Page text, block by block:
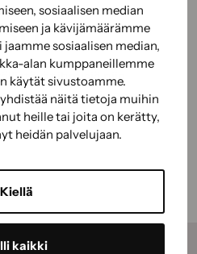
sosiaalisen median
ja kävijämäärämme
sosiaalisen median,
alan kumppaneillemme
käytät sivustoamme.
näitä tietoja muihin
heille tai joita on kerätty,
heidän palvelujaan.
Kiellä
kaikki
ihmisiä niin
kupeessa kuin omalla
Lähes 60 Sokeva-